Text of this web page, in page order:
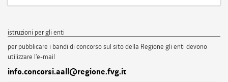
istruzioni per gli enti
per pubblicare i bandi di concorso sul sito della Regione gli enti devono
utilizzare l'e-mail
info.concorsi.aall@regione.fvg.it